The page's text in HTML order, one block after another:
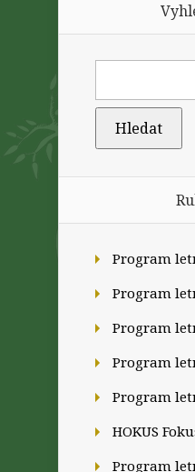
Program
Program
Program
Program
Program
HOKUS
Program